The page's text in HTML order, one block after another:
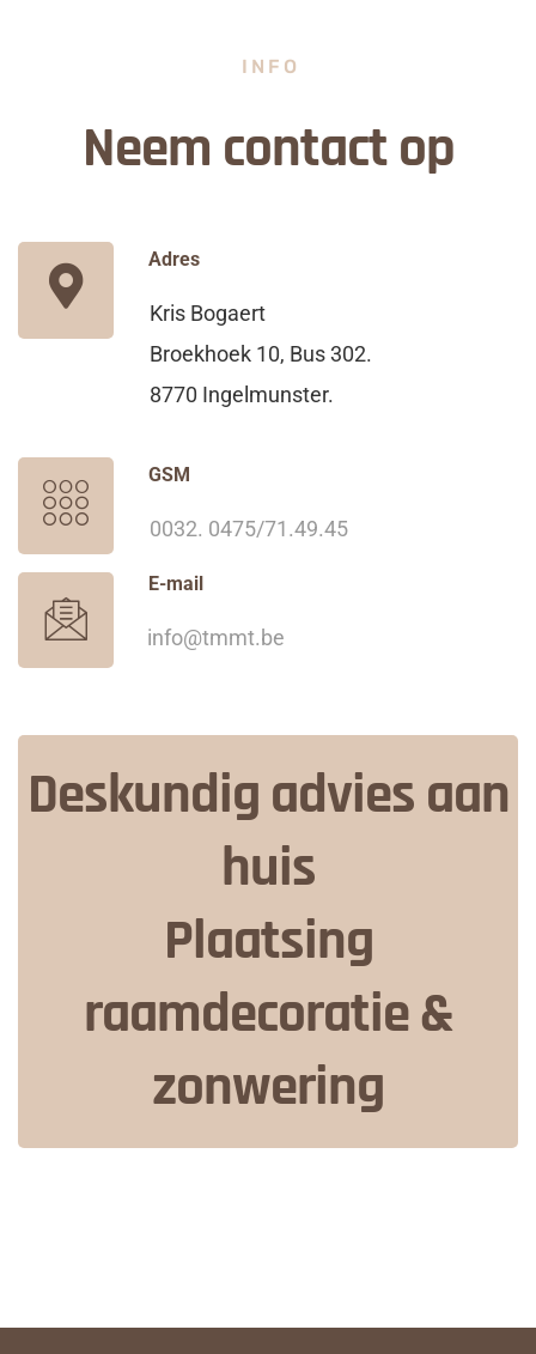
INFO
Neem contact op
Adres
Kris Bogaert
Broekhoek 10, Bus 302.
8770 Ingelmunster.
GSM
0032. 0475/71.49.45
E-mail
info@tmmt.be
Deskundig advies aan
huis
Plaatsing
raamdecoratie &
zonwering